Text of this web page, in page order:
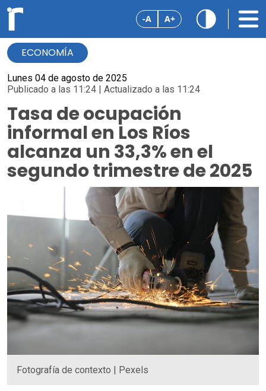
-A A+
ECONOMÍA
Lunes 04 de agosto de 2025
Publicado a las 11:24 | Actualizado a las 11:24
Tasa de ocupación
informal en Los Ríos
alcanza un 33,3% en el
segundo trimestre de 2025
Fotografía de contexto | Pexels